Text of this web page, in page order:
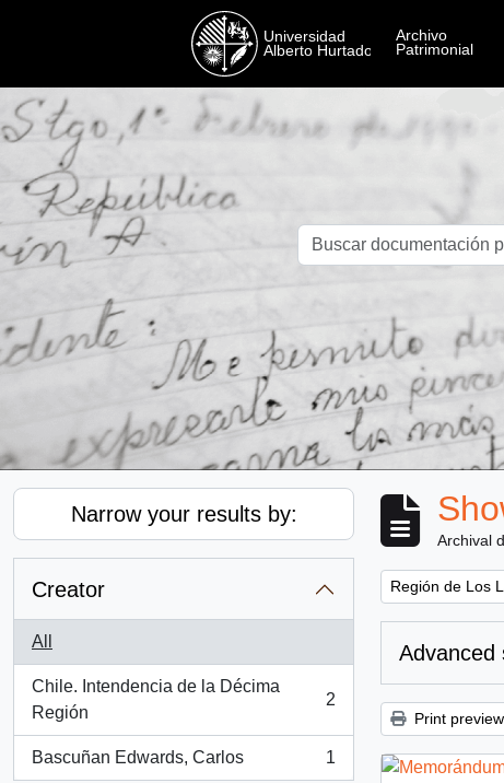
Narrow your results by:
Creator
All
Chile. Intendencia de la Décima
Región
, 2 results
2
Bascuñan Edwards, Carlos
, 1 results
1
Archival
Remove filter:
Región de Los
Advanced
Print preview